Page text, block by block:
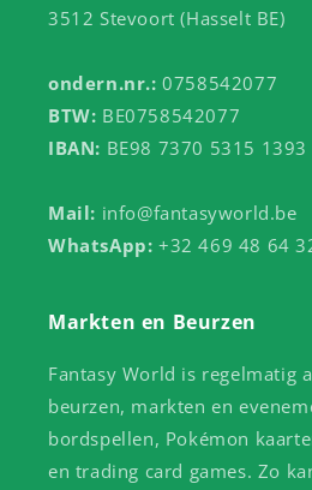
3512 Stevoort (Hasselt BE)
ondern.nr.: 0758542077
BTW: BE0758542077
IBAN: BE98 7370 5315 1393
Mail: info@fantasyworld.be
WhatsApp: +32 469 48 64
Markten en Beurzen
Fantasy World is regelmatig
beurzen, markten en
bordspellen, Pokémon
en trading card games. Zo